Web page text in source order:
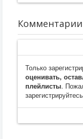
Комментарии
Только
оценивать,
плейлисты.